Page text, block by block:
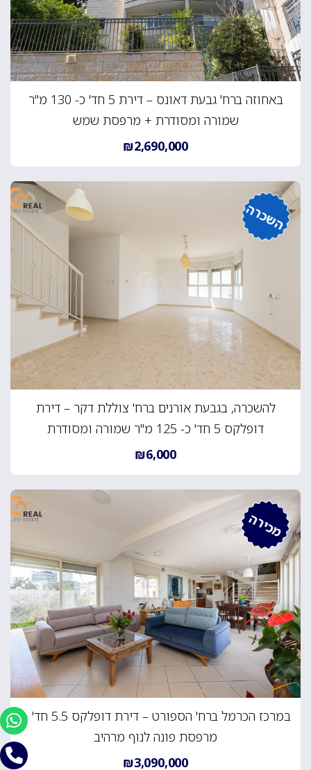
באחוזה ברח' גבעת דאונס – דירת 5 חד' כ- 130 מ"ר
שמורה ומסודרת + מרפסת שמש
₪2,690,000
השכרה
להשכרה, בגבעת אורנים ברח' צוללת דקר – דירת
דופלקס 5 חד' כ- 125 מ"ר שמורה ומסודרת
₪6,000
מכירה
במרכז הכרמל ברח' הספורט – דירת דופלקס 5.5 חד' +
מרפסת פונה לנוף מרהיב
₪3,090,000